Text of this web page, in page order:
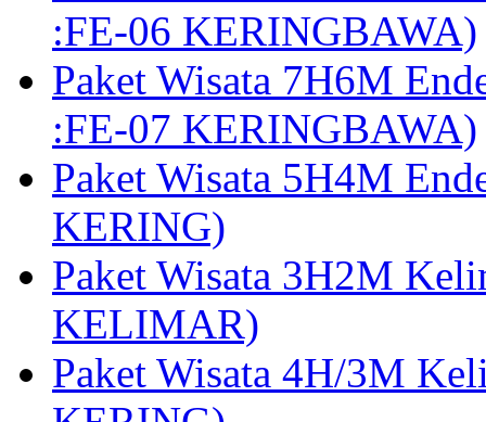
:FE-06 KERINGBAWA)
Paket Wisata 7H6M
:FE-07 KERINGBAWA)
Paket Wisata 5H4M
KERING)
Paket Wisata 3H2M
KELIMAR)
Paket Wisata 4H/3M